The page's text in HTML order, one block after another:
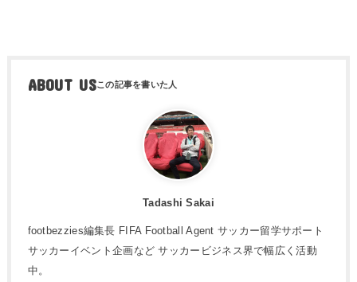
ABOUT US
Tadashi Sakai
footbezzies編集長 FIFA Football Agent サッカー留学サポート
サッカーイベント企画など サッカービジネス界で幅広く活動
中。